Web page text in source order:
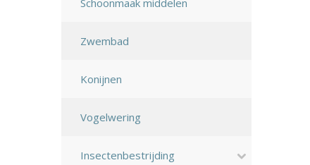
Schoonmaak middelen
Zwembad
Konijnen
Vogelwering
Insectenbestrijding